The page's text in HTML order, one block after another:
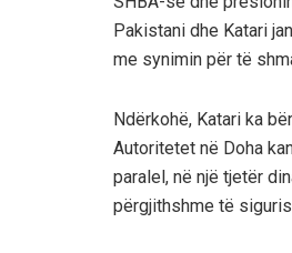
Pakistani dhe Katari
me synimin për të
Ndërkohë, Katari ka
Autoritetet në Doha
paralel, në një tjetër
përgjithshme të